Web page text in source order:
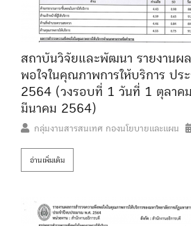
สถาบันวิจัยและพัฒนา รายงานผ
พอใจในคุณภาพการให้บริการ ปร
2564 (วงรอบที่ 1 วันที่ 1 ตุลาค
มีนาคม 2564)
กลุ่มงานสารสนเทศ กองนโยบายและแผน
อ่านเพิ่มเติม